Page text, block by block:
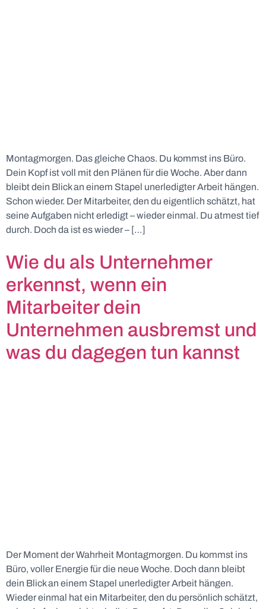
Montagmorgen. Das gleiche Chaos. Du kommst ins Büro.
Dein Kopf ist voll mit den Plänen für die Woche. Aber dann
bleibt dein Blick an einem Stapel unerledigter Arbeit hängen.
Schon wieder. Der Mitarbeiter, den du eigentlich schätzt, hat
seine Aufgaben nicht erledigt – wieder einmal. Du atmest tief
durch. Doch da ist es wieder – […]
Wie du als Unternehmer
erkennst, wenn ein
Mitarbeiter dein
Unternehmen ausbremst und
was du dagegen tun kannst
Der Moment der Wahrheit Montagmorgen. Du kommst ins
Büro, voller Energie für die neue Woche. Doch dann bleibt
dein Blick an einem Stapel unerledigter Arbeit hängen.
Wieder einmal hat ein Mitarbeiter, den du persönlich schätzt,